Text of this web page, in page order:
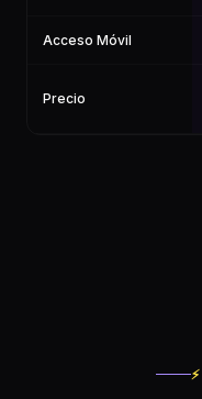
Acceso Móvil
Precio
⚡